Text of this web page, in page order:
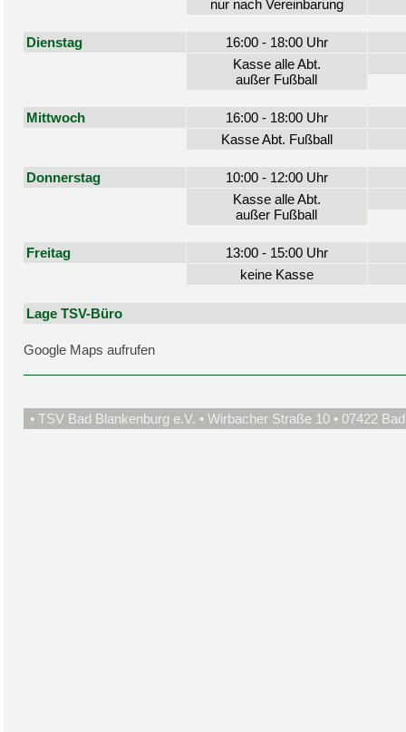
nur nach Vereinbarung
Dienstag
16:00 - 18:00 Uhr
Kasse alle Abt.
außer Fußball
Mittwoch
16:00 - 18:00 Uhr
Kasse Abt. Fußball
Donnerstag
10:00 - 12:00 Uhr
Kasse alle Abt.
außer Fußball
Freitag
13:00 - 15:00 Uhr
keine Kasse
Lage TSV-Büro
Google Maps aufrufen
• TSV Bad Blankenburg e.V. • Wirbacher Straße 10 • 07422